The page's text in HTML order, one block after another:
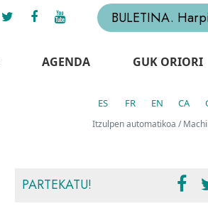
BULETINA.
AGENDA GUK ORIORI
ES FR EN CA
Itzulpen automatikoa /
PARTEKATU!